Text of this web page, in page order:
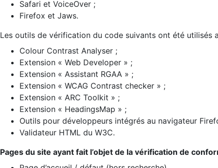
Safari et VoiceOver ;
Firefox et Jaws.
Les outils de vérification du code suivants ont été utilisés
Colour Contrast Analyser ;
Extension « Web Developer » ;
Extension « Assistant RGAA » ;
Extension « WCAG Contrast checker » ;
Extension « ARC Toolkit » ;
Extension « HeadingsMap » ;
Outils pour développeurs intégrés au navigateur
Validateur HTML du W3C.
Pages du site ayant fait l’objet de la vérification de